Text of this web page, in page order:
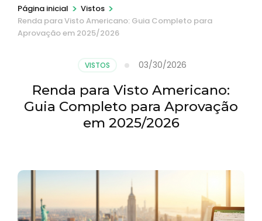
Página inicial > Vistos >
Renda para Visto Americano: Guia Completo para
Aprovação em 2025/2026
VISTOS 03/30/2026
Renda para Visto Americano:
Guia Completo para Aprovação
em 2025/2026